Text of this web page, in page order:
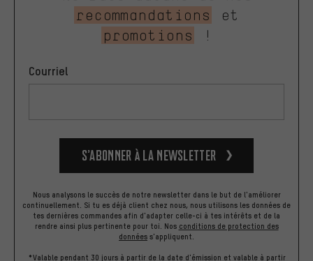
recommandations
et
promotions
!
Courriel
S’abonner à la newsletter
Nous analysons le succès de notre newsletter dans le but de l'améliorer
continuellement. Si tu es déjà client chez nous, nous utilisons les données de
tes dernières commandes afin d'adapter celle-ci à tes intérêts et de la
rendre ainsi plus pertinente pour toi. Nos conditions de protection des
données s'appliquent.
*Valable pendant 30 jours à partir de la date d'émission et valable à partir